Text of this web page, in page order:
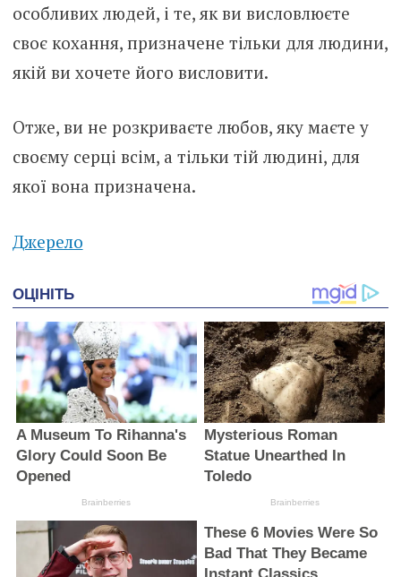
особливих людей, і те, як ви висловлюєте
своє кохання, призначене тільки для людини,
якій ви хочете його висловити.
Отже, ви не розкриваєте любов, яку маєте у
своєму серці всім, а тільки тій людині, для
якої вона призначена.
Джерело